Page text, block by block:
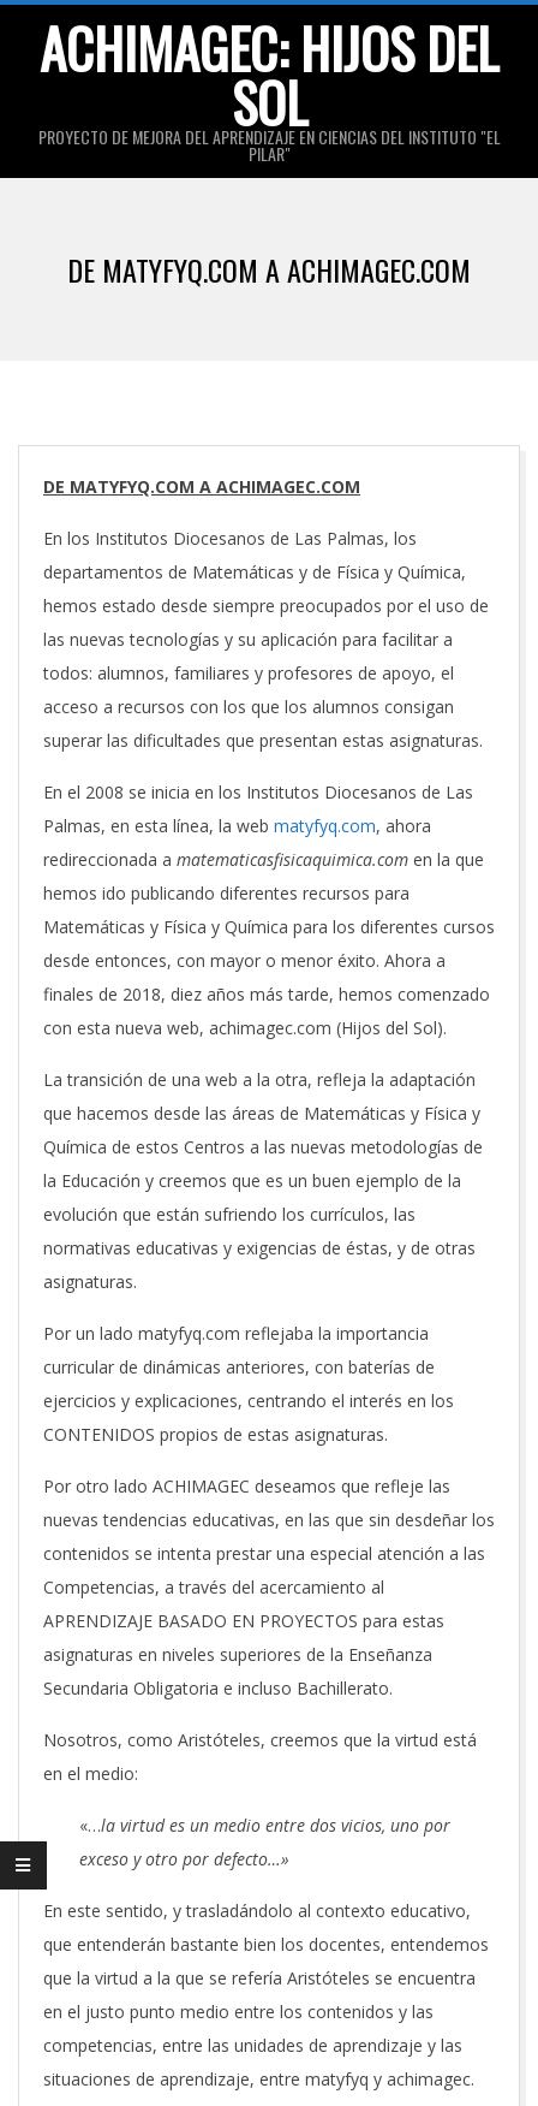
ACHIMAGEC: HIJOS DEL
SOL
PROYECTO DE MEJORA DEL APRENDIZAJE EN CIENCIAS DEL INSTITUTO "EL
PILAR"
DE MATYFYQ.COM A ACHIMAGEC.COM
DE MATYFYQ.COM A ACHIMAGEC.COM
En los Institutos Diocesanos de Las Palmas, los
departamentos de Matemáticas y de Física y Química,
hemos estado desde siempre preocupados por el uso de
las nuevas tecnologías y su aplicación para facilitar a
todos: alumnos, familiares y profesores de apoyo, el
acceso a recursos con los que los alumnos consigan
superar las dificultades que presentan estas asignaturas.
En el 2008 se inicia en los Institutos Diocesanos de Las
Palmas, en esta línea, la web matyfyq.com, ahora
redireccionada a matematicasfisicaquimica.com en la que
hemos ido publicando diferentes recursos para
Matemáticas y Física y Química para los diferentes cursos
desde entonces, con mayor o menor éxito. Ahora a
finales de 2018, diez años más tarde, hemos comenzado
con esta nueva web, achimagec.com (Hijos del Sol).
La transición de una web a la otra, refleja la adaptación
que hacemos desde las áreas de Matemáticas y Física y
Química de estos Centros a las nuevas metodologías de
la Educación y creemos que es un buen ejemplo de la
evolución que están sufriendo los currículos, las
normativas educativas y exigencias de éstas, y de otras
asignaturas.
Por un lado matyfyq.com reflejaba la importancia
curricular de dinámicas anteriores, con baterías de
ejercicios y explicaciones, centrando el interés en los
CONTENIDOS propios de estas asignaturas.
Por otro lado ACHIMAGEC deseamos que refleje las
nuevas tendencias educativas, en las que sin desdeñar los
contenidos se intenta prestar una especial atención a las
Competencias, a través del acercamiento al
APRENDIZAJE BASADO EN PROYECTOS para estas
asignaturas en niveles superiores de la Enseñanza
Secundaria Obligatoria e incluso Bachillerato.
Nosotros, como Aristóteles, creemos que la virtud está
en el medio:
«…la virtud es un medio entre dos vicios, uno por
exceso y otro por defecto…»
En este sentido, y trasladándolo al contexto educativo,
que entenderán bastante bien los docentes, entendemos
que la virtud a la que se refería Aristóteles se encuentra
en el justo punto medio entre los contenidos y las
competencias, entre las unidades de aprendizaje y las
situaciones de aprendizaje, entre matyfyq y achimagec.